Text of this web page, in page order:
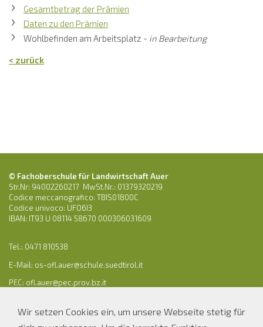
Gesamtbetrag der Prämien
Daten zu den Prämien
Wohlbefinden am Arbeitsplatz - in Bearbeitung
< zurück
© Fachoberschule für Landwirtschaft Auer
Str.Nr: 94002260217 MwSt.Nr.: 01379320219
Codice meccanografico: TBIS01800C
Codice univoco: UFO6I3
IBAN: IT93 U 08114 58670 000306031609
Tel.: 0471 810538
E-Mail: os-ofl.auer@schule.suedtirol.it
PEC: ofl.auer@pec.prov.bz.it
Parteienverkehr Sekretariat
Wir setzen Cookies ein, um unsere Webseite stetig für